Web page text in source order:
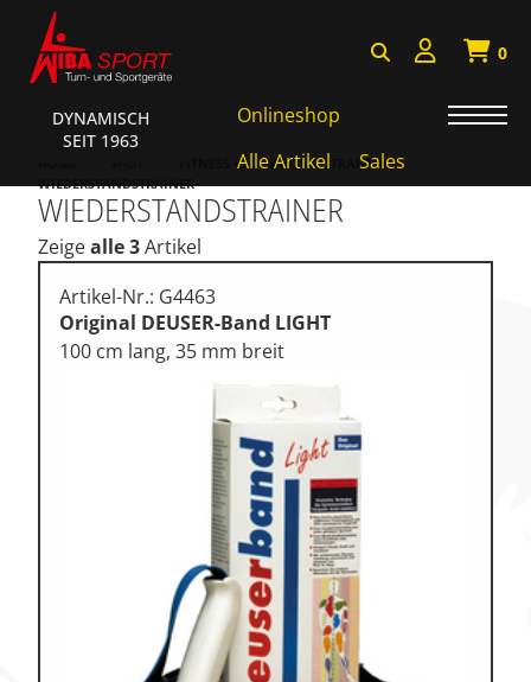
DYNAMISCH
SEIT 1963
0
Onlineshop
Alle Artikel
Sales
AKTIONEN • WIBA SPORT
Badminton • Faustball
Cube Sports
Fitness • Funktional Training
Fussball • Handballtore
Hockey • Tchouk • Funball
Kampfsport
Klettern & Bouldern
Leichtathletik
Objekteinrichtungen
FITNESS • FUNKTIONAL TRAINING
WIEDERSTANDSTRAINER
WIEDERSTANDSTRAINER
Zeigealle 3Artikel
Artikel-Nr.: G4463
Original DEUSER-Band LIGHT
100 cm lang, 35 mm breit